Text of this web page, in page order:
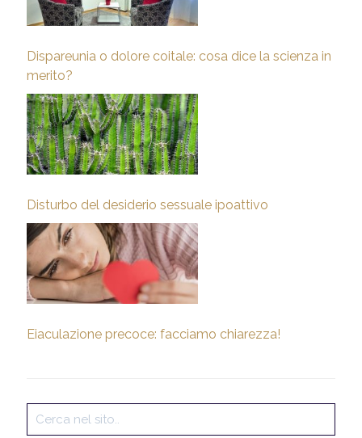
Dispareunia o dolore coitale: cosa dice la scienza in
merito?
Disturbo del desiderio sessuale ipoattivo
Eiaculazione precoce: facciamo chiarezza!